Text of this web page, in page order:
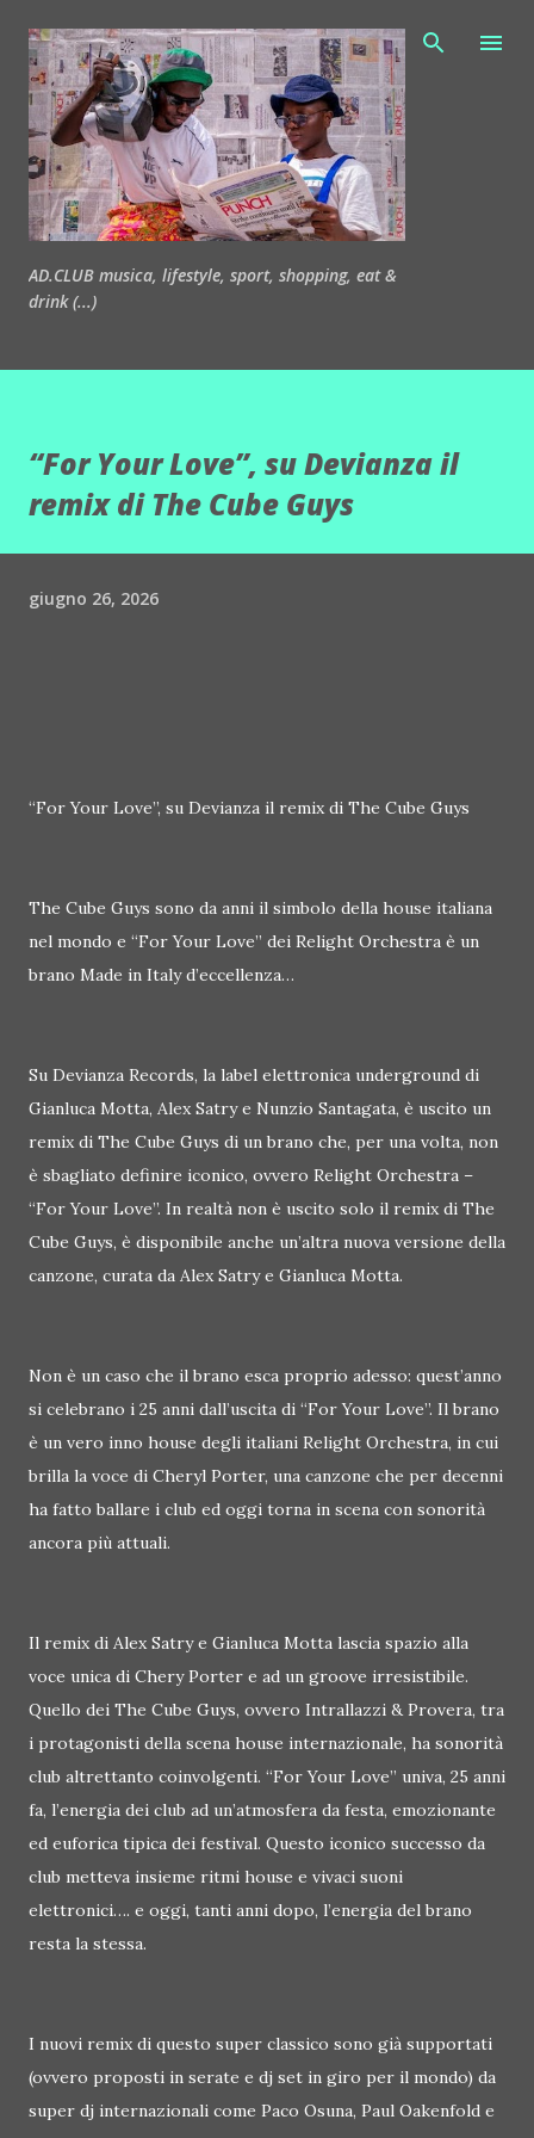
Passa ai contenuti principali
AD.CLUB musica, lifestyle, sport, shopping, eat &
drink (...)
“For Your Love”, su Devianza il
remix di The Cube Guys
giugno 26, 2026
“For Your Love”, su Devianza il remix di The Cube Guys
The Cube Guys sono da anni il simbolo della house italiana
nel mondo e “For Your Love” dei Relight Orchestra è un
brano Made in Italy d’eccellenza…
Su Devianza Records, la label elettronica underground di
Gianluca Motta, Alex Satry e Nunzio Santagata, è uscito un
remix di The Cube Guys di un brano che, per una volta, non
è sbagliato definire iconico, ovvero Relight Orchestra –
“For Your Love”. In realtà non è uscito solo il remix di The
Cube Guys, è disponibile anche un’altra nuova versione della
canzone, curata da Alex Satry e Gianluca Motta.
Non è un caso che il brano esca proprio adesso: quest’anno
si celebrano i 25 anni dall’uscita di “For Your Love”. Il brano
è un vero inno house degli italiani Relight Orchestra, in cui
brilla la voce di Cheryl Porter, una canzone che per decenni
ha fatto ballare i club ed oggi torna in scena con sonorità
ancora più attuali.
Il remix di Alex Satry e Gianluca Motta lascia spazio alla
voce unica di Chery Porter e ad un groove irresistibile.
Quello dei The Cube Guys, ovvero Intrallazzi & Provera, tra
i protagonisti della scena house internazionale, ha sonorità
club altrettanto coinvolgenti. “For Your Love” univa, 25 anni
fa, l’energia dei club ad un’atmosfera da festa, emozionante
ed euforica tipica dei festival. Questo iconico successo da
club metteva insieme ritmi house e vivaci suoni
elettronici…. e oggi, tanti anni dopo, l’energia del brano
resta la stessa.
I nuovi remix di questo super classico sono già supportati
(ovvero proposti in serate e dj set in giro per il mondo) da
super dj internazionali come Paco Osuna, Paul Oakenfold e